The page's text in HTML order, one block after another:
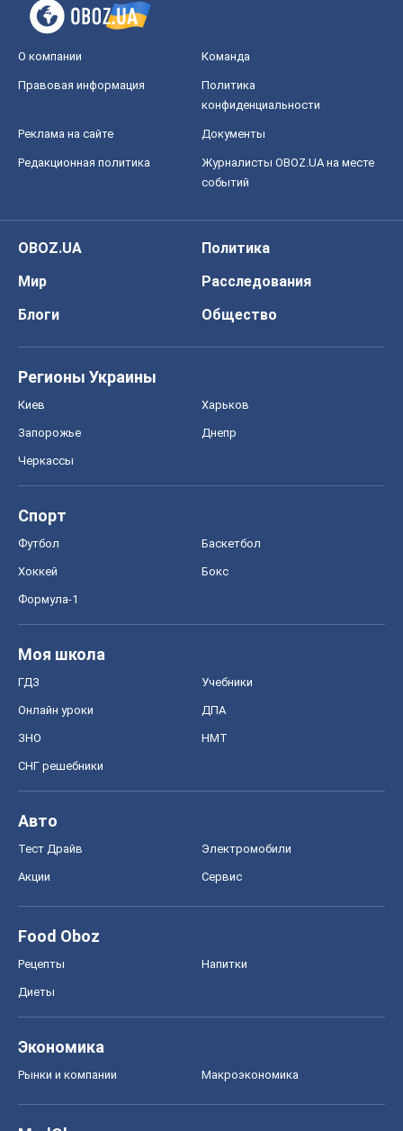
О компании Команда
Правовая информация
Политика
конфиденциальности
Реклама на сайте Документы
Редакционная политика
Журналисты OBOZ.UA на месте
событий
OBOZ.UA
Политика
Мир
Расследования
Блоги
Общество
Регионы Украины
Киев Харьков
Запорожье Днепр
Черкассы
Спорт
Футбол Баскетбол
Хоккей Бокс
Формула-1
Моя школа
ГДЗ Учебники
Онлайн уроки ДПА
ЗНО НМТ
СНГ решебники
Авто
Тест Драйв Электромобили
Акции Сервис
Food Oboz
Рецепты Напитки
Диеты
Экономика
Рынки и компании Mакроэкономика